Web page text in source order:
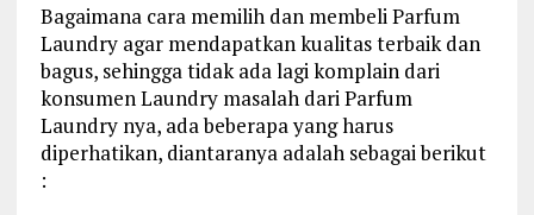
Bagaimana cara memilih dan membeli Parfum
Laundry agar mendapatkan kualitas terbaik dan
bagus, sehingga tidak ada lagi komplain dari
konsumen Laundry masalah dari Parfum
Laundry nya, ada beberapa yang harus
diperhatikan, diantaranya adalah sebagai berikut
: